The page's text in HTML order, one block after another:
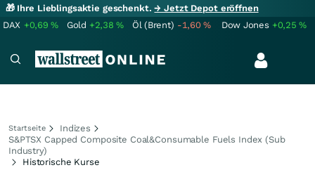
🎁 Ihre Lieblingsaktie geschenkt.→ Jetzt Depot eröffnen
DAX +0,69% Gold +2,38% Öl (Brent) -1,60% Dow Jones +0,25%
Startseite
Indizes
S&PTSX Capped Composite Coal&Consumable Fuels Index (Sub
Industry)
Historische Kurse